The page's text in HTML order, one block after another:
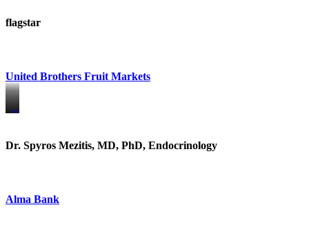
flagstar
United Brothers Fruit Markets
https://www.unitedbrothersfruitmarkets.com/
https://www.unitedbrothersfruitmarkets.com/
Dr. Spyros Mezitis, MD, PhD, Endocrinology
Alma Bank